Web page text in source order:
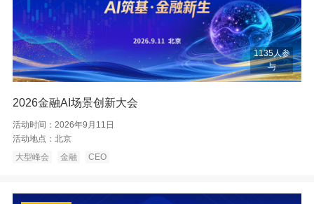
1135人参
与
2026金融AI场景创新大会
活动时间： 2026年9月11日
活动地点： 北京
大型峰会
金融 CEO